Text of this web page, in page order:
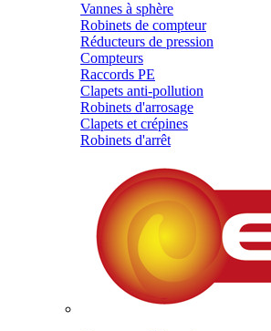
Vannes à sphère
Robinets de compteur
Réducteurs de pression
Compteurs
Raccords PE
Clapets anti-pollution
Robinets d'arrosage
Clapets et crépines
Robinets d'arrêt